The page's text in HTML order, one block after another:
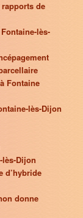
de
lès-
Fontaine
lès-Dijon
Dijon
d’hybride
donne